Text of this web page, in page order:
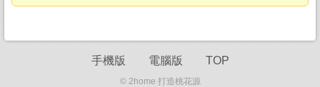
手機版 電腦版 TOP
© 2home 打造桃花源